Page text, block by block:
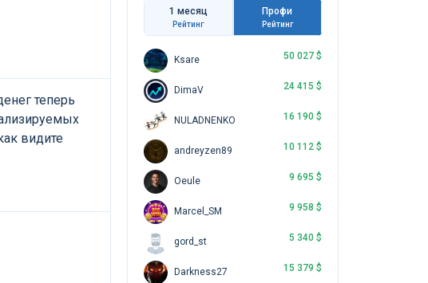
теперь
видите
1 месяц
Рейтинг
Профи
Рейтинг
Ksare 50 027 $
DimaV 24 415 $
NULADNENKO 16 190 $
andreyzen89 10 112 $
Oeule 9 695 $
Marcel_SM 9 958 $
gord_st 5 340 $
Darkness27 15 379 $